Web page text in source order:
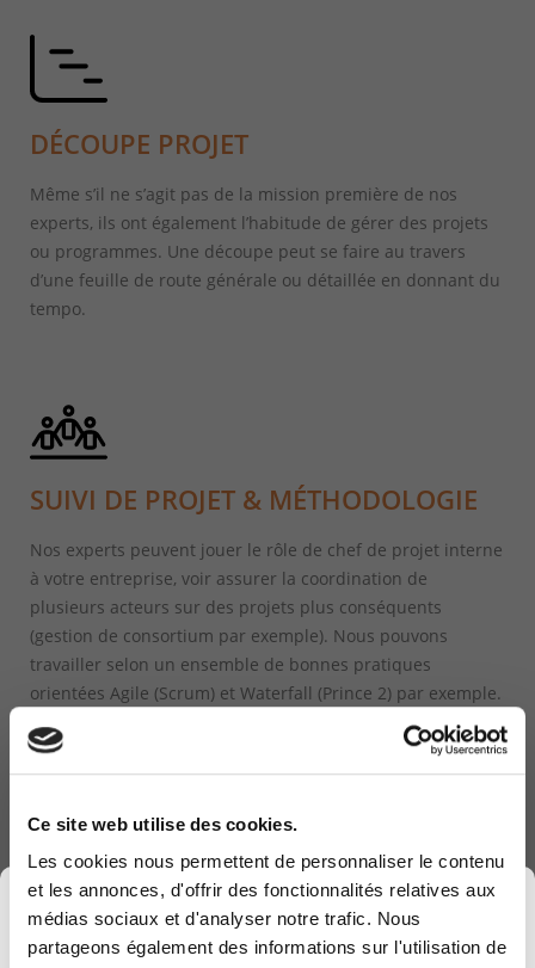
Ce site web utilise des cookies.
Les cookies nous permettent de personnaliser le contenu
et les annonces, d'offrir des fonctionnalités relatives aux
médias sociaux et d'analyser notre trafic. Nous
partageons également des informations sur l'utilisation de
DÉCOUPE PROJET
Même s’il ne s’agit pas de la mission première de nos
experts, ils ont également l’habitude de gérer des projets
ou programmes. Une découpe peut se faire au travers
d’une feuille de route générale ou détaillée en donnant du
tempo.
SUIVI DE PROJET & MÉTHODOLOGIE
Nos experts peuvent jouer le rôle de chef de projet interne
à votre entreprise, voir assurer la coordination de
plusieurs acteurs sur des projets plus conséquents
(gestion de consortium par exemple). Nous pouvons
travailler selon un ensemble de bonnes pratiques
orientées Agile (Scrum) et Waterfall (Prince 2) par exemple.
CLÔTURE DE PROJET
Lors de l’exécution de n’importe quel projet, il est essentiel